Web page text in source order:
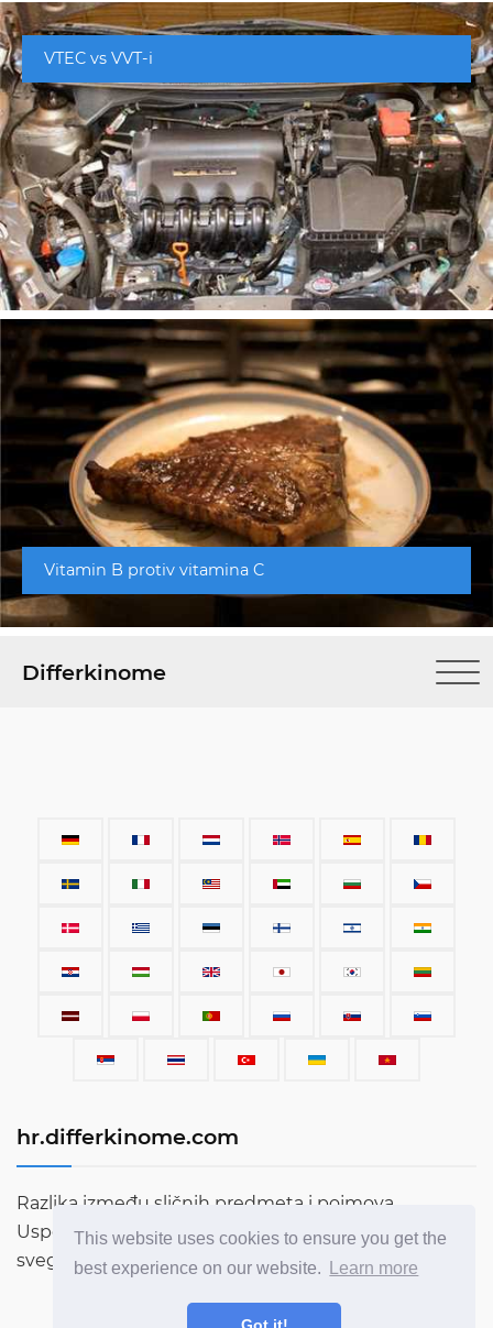
This website uses cookies to ensure you get the
best experience on our website.
Learn more
VTEC vs VVT-i
Vitamin B protiv vitamina C
Differkinome
hr.differkinome.com
Razlika između sličnih predmeta i pojmova.
Usporedbe stvari, opreme, automobila, izraza, ljudi i
svega ostalog što postoji na ovom svijetu.